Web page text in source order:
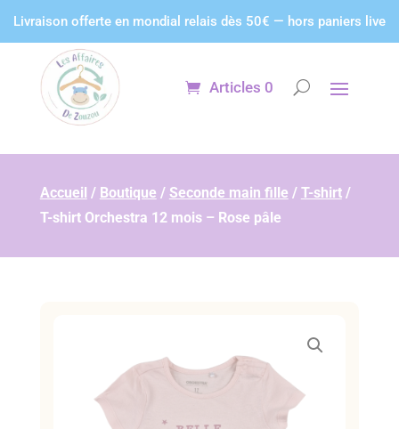
Livraison offerte en mondial relais dès 50€ — hors paniers live
Articles 0
Accueil / Boutique / Seconde main fille / T-shirt/
T-shirt Orchestra 12 mois – Rose pâle
Panneau de gestion des cookies